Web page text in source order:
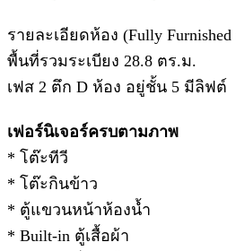
รายละเอียดห้อง (Fully
พื้นที่รวมระเบียง 28.8 ตร.ม.
เฟส 2 ตึก D ห้อง อยู่ชั้น 5 มีลิฟต์
เฟอร์นิเจอร์ครบตามภาพ
* โต๊ะทีวี
* โต๊ะกินข้าว
* ตู้แขวนหน้าห้องน้ำ
* Built-in ตู้เสื้อผ้า